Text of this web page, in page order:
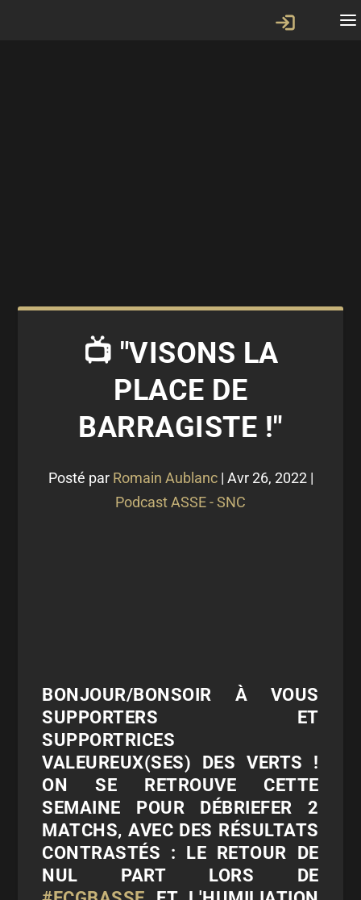
📺 "VISONS LA
PLACE DE
BARRAGISTE !"
Posté par Romain Aublanc| Avr 26, 2022|
Podcast ASSE - SNC
BONJOUR/BONSOIR À VOUS
SUPPORTERS ET
SUPPORTRICES
VALEUREUX(SES) DES VERTS !
ON SE RETROUVE CETTE
SEMAINE POUR DÉBRIEFER 2
MATCHS, AVEC DES RÉSULTATS
CONTRASTÉS : LE RETOUR DE
NUL PART LORS DE